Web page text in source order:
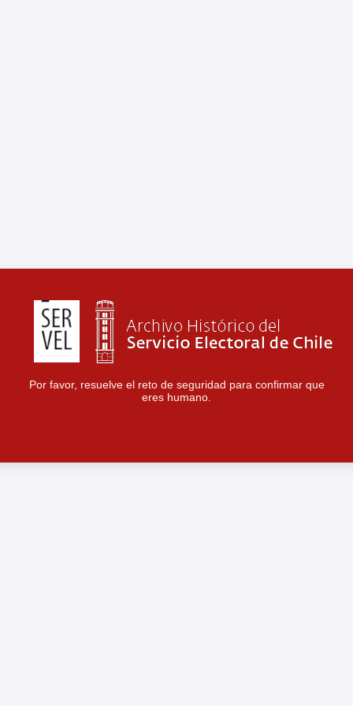
Por favor, resuelve el reto de seguridad para confirmar que
eres humano.